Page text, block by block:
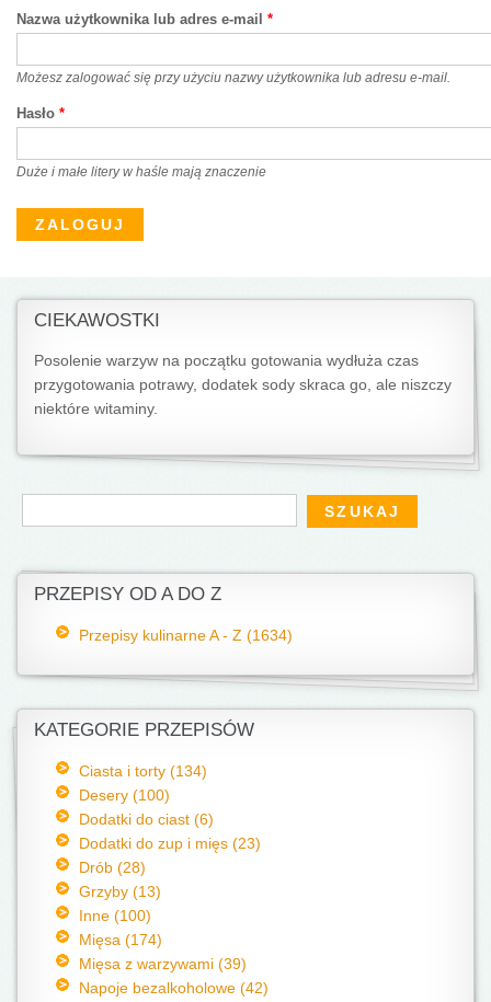
Nazwa użytkownika lub adres e-mail *
Możesz zalogować się przy użyciu nazwy użytkownika lub adresu e-mail.
Hasło *
Duże i małe litery w haśle mają znaczenie
CIEKAWOSTKI
Posolenie warzyw na początku gotowania wydłuża czas
przygotowania potrawy, dodatek sody skraca go, ale niszczy
niektóre witaminy.
Formularz wyszukiwania
Szukaj
PRZEPISY OD A DO Z
Przepisy kulinarne A - Z (1634)
KATEGORIE PRZEPISÓW
Ciasta i torty (134)
Desery (100)
Dodatki do ciast (6)
Dodatki do zup i mięs (23)
Drób (28)
Grzyby (13)
Inne (100)
Mięsa (174)
Mięsa z warzywami (39)
Napoje bezalkoholowe (42)